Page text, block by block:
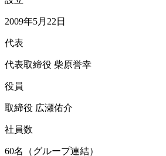
2009年5月22日
代表
代表取締役 柴原誉幸
役員
取締役 広瀬佑介
社員数
60名（グループ連結）